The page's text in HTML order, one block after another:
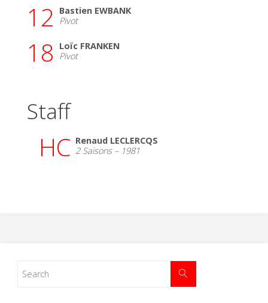
12
Bastien EWBANK
Pivot
18
Loïc FRANKEN
Pivot
Staff
HC Renaud LECLERCQS
2 Saisons – 1981